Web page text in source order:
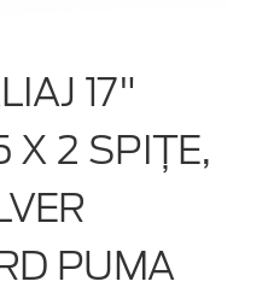
17"
X 2 SPIŢE,
PUMA